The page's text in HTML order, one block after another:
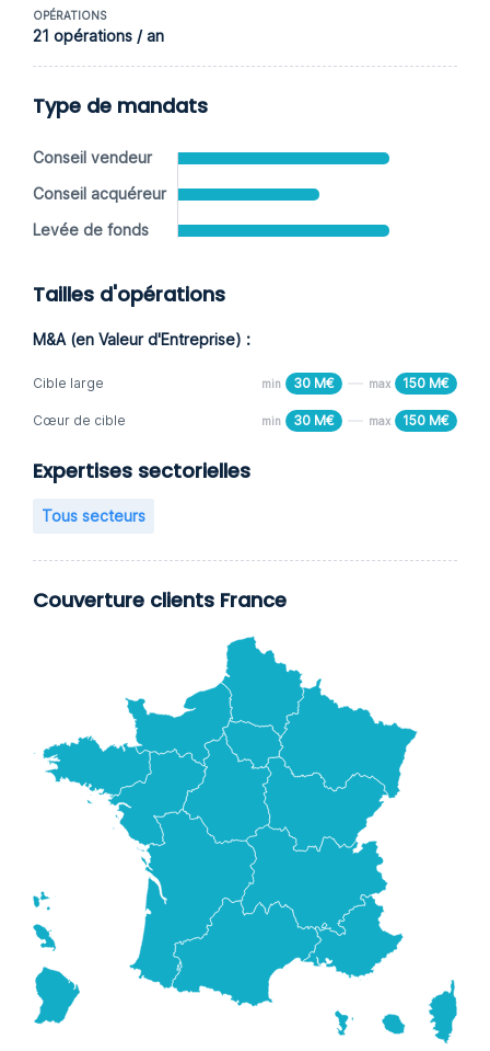
OPÉRATIONS
21 opérations / an
Type de mandats
Conseil vendeur
Conseil acquéreur
Levée de fonds
Tailles d'opérations
M&A (en Valeur d'Entreprise) :
Cible large min 30 M€ max 150 M€
Cœur de cible min 30 M€ max 150 M€
Expertises sectorielles
Tous secteurs
Couverture clients France